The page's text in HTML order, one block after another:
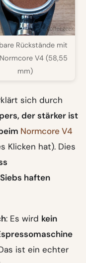
Rückstände mit
V4 (58,55
mm)
sich durch
der stärker ist
Normcore V4
Klicken hat). Dies
haften
: Es wird kein
ist ein echter